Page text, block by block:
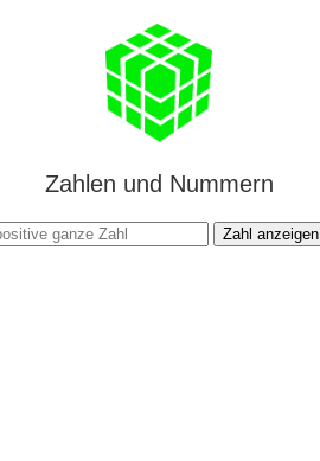
Zahlen und Nummern
Zahl anzeigen